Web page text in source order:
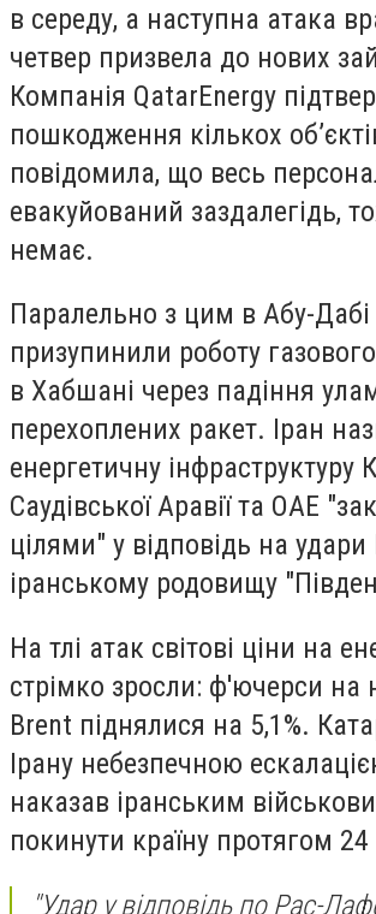
в середу, а наступна атака
четвер призвела до нових
Компанія QatarEnergy
пошкодження кількох
повідомила, що весь
евакуйований заздалегідь,
немає.
Паралельно з цим в Абу-Дабі
призупинили роботу
в Хабшані через падіння
перехоплених ракет. Іран
енергетичну інфраструктуру
Саудівської Аравії та ОАЕ
цілями" у відповідь на удари
іранському родовищу
На тлі атак світові ціни на
стрімко зросли: ф'ючерси на
Brent піднялися на 5,1%.
Ірану небезпечною
наказав іранським
покинути країну протягом
"Удар у відповідь по Рас-